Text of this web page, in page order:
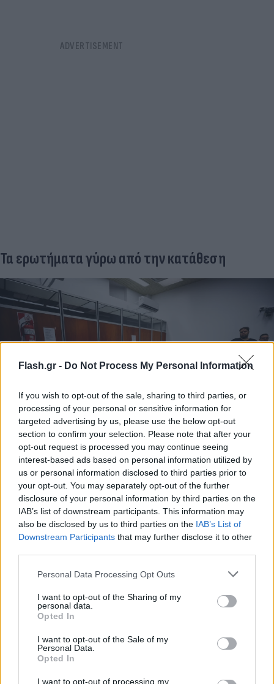
Flash.gr - Do Not Process My Personal Information
If you wish to opt-out of the sale, sharing to third parties, or
processing of your personal or sensitive information for
targeted advertising by us, please use the below opt-out
section to confirm your selection. Please note that after your
opt-out request is processed you may continue seeing
interest-based ads based on personal information utilized by
us or personal information disclosed to third parties prior to
your opt-out. You may separately opt-out of the further
disclosure of your personal information by third parties on the
IAB’s list of downstream participants. This information may
also be disclosed by us to third parties on the IAB’s List of
Downstream Participants that may further disclose it to other
Please note that this website/app uses one or more Google
not limited to your visit or usage behaviour. You may click to
grant or deny consent to Google and its third-party tags to
use your data for below specified purposes in below Google
consent section.
Personal Data Processing Opt Outs
I want to opt-out of the Sharing of my
personal data.
Opted In
I want to opt-out of the Sale of my
Personal Data.
Opted In
I want to opt-out of processing my
Τα ερωτήματα γύρω από την κατάθεση
Reuters
Θυμίζουμε πως στην κατάθεση της, η πρώην
σύντροφος του Μαραντόνα, Οχέδα εξήγησε ότι
έδωσε «μάχη» για να τον ξαναδεί λίγο πριν αφήσει
την τελευταία του πνοή, ενώ κατήγγειλε
παρασκηνιακές ενέργειες από το στενό του
να τον στηρίξουν. Εκφράζοντας την πικρία της για
τη διακοπή της επικοινωνίας με τις κόρες του, είπε
ότι ίσως τα πράγματα να ήταν διαφορετικά.